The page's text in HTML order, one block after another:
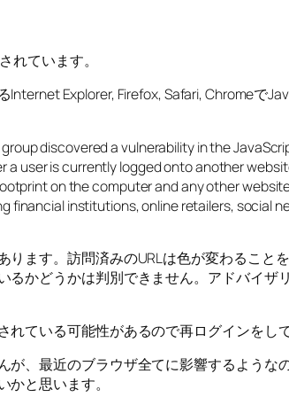
れています。
Explorer, Firefox, Safari, Chromeで
discovered a vulnerability in the
user is currently logged onto another
on the computer and any other
financial institutions, online retailers, social
ます。訪問済みのURLは色が変わること
るかどうかは判別できません。アドバイ
ている可能性があるので再ログインをし
、最近のブラウザ全てに影響するよう
と思います。